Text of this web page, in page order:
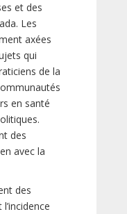
et des
Les
axées
qui
de la
en santé
des
avec la
des